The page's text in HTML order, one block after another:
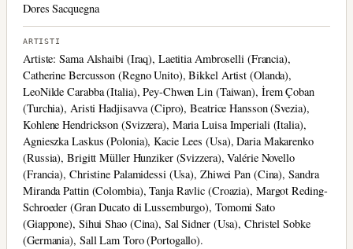
Dores Sacquegna
ARTISTI
Artiste: Sama Alshaibi (Iraq), Laetitia Ambroselli (Francia),
Catherine Bercusson (Regno Unito), Bikkel Artist (Olanda),
LeoNilde Carabba (Italia), Pey-Chwen Lin (Taiwan), İrem Çoban
(Turchia), Aristi Hadjisavva (Cipro), Beatrice Hansson (Svezia),
Kohlene Hendrickson (Svizzera), Maria Luisa Imperiali (Italia),
Agnieszka Laskus (Polonia), Kacie Lees (Usa), Daria Makarenko
(Russia), Brigitt Müller Hunziker (Svizzera), Valérie Novello
(Francia), Christine Palamidessi (Usa), Zhiwei Pan (Cina), Sandra
Miranda Pattin (Colombia), Tanja Ravlic (Croazia), Margot Reding-
Schroeder (Gran Ducato di Lussemburgo), Tomomi Sato
(Giappone), Sihui Shao (Cina), Sal Sidner (Usa), Christel Sobke
(Germania), Sall Lam Toro (Portogallo).